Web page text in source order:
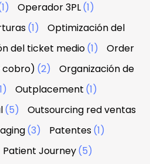
Operador 3PL(1)
(1)
Optimización del
del ticket medio(1)
Order
cobro) (2)
Organización de
Outplacement (1)
(5)
Outsourcing red ventas
(3) Patentes(1)
Patient Journey(5)